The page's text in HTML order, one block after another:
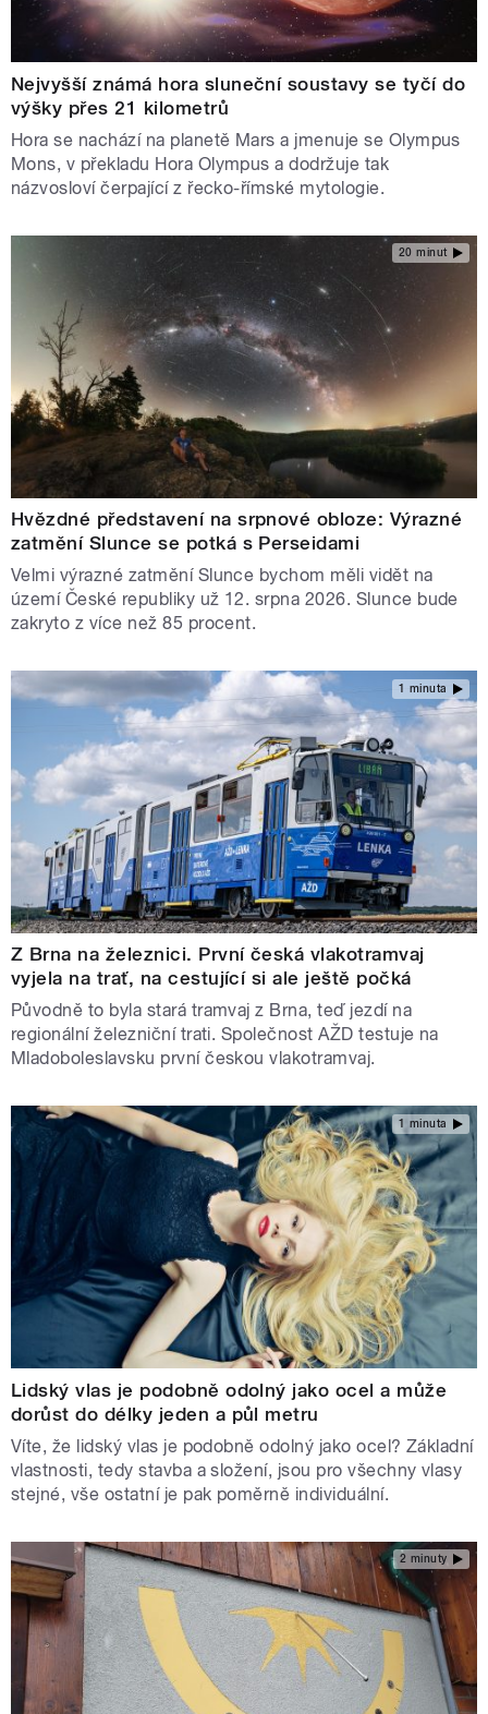
Nejvyšší známá hora sluneční soustavy se tyčí do
výšky přes 21 kilometrů
Hora se nachází na planetě Mars a jmenuje se Olympus
Mons, v překladu Hora Olympus a dodržuje tak
názvosloví čerpající z řecko-římské mytologie.
20 minut
Hvězdné představení na srpnové obloze: Výrazné
zatmění Slunce se potká s Perseidami
Velmi výrazné zatmění Slunce bychom měli vidět na
území České republiky už 12. srpna 2026. Slunce bude
zakryto z více než 85 procent.
1 minuta
Z Brna na železnici. První česká vlakotramvaj
vyjela na trať, na cestující si ale ještě počká
Původně to byla stará tramvaj z Brna, teď jezdí na
regionální železniční trati. Společnost AŽD testuje na
Mladoboleslavsku první českou vlakotramvaj.
1 minuta
Lidský vlas je podobně odolný jako ocel a může
dorůst do délky jeden a půl metru
Víte, že lidský vlas je podobně odolný jako ocel? Základní
vlastnosti, tedy stavba a složení, jsou pro všechny vlasy
stejné, vše ostatní je pak poměrně individuální.
2 minuty